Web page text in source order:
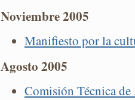
Noviembre 2005
Manifiesto por la
Agosto 2005
Comisión Técnica